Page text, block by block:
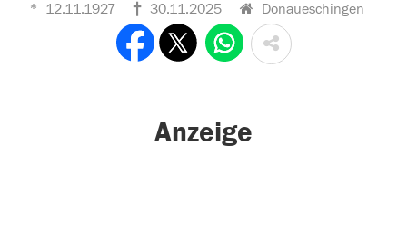
12.11.1927 30.11.2025 Donaueschingen
Anzeige